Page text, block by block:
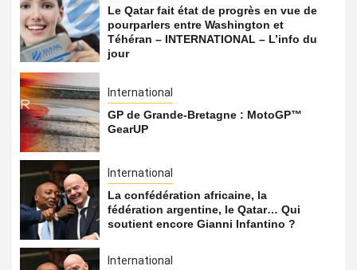
Le Qatar fait état de progrès en vue de
pourparlers entre Washington et
Téhéran – INTERNATIONAL – L’info du
jour
International
GP de Grande-Bretagne : MotoGP™
GearUP
International
La confédération africaine, la
fédération argentine, le Qatar… Qui
soutient encore Gianni Infantino ?
International